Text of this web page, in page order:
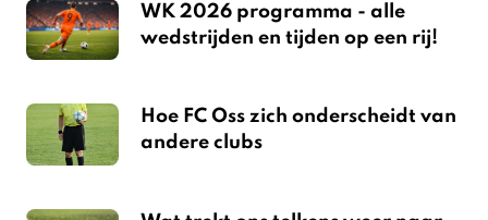
WK 2026 programma - alle
wedstrijden en tijden op een rij!
Hoe FC Oss zich onderscheidt van
andere clubs